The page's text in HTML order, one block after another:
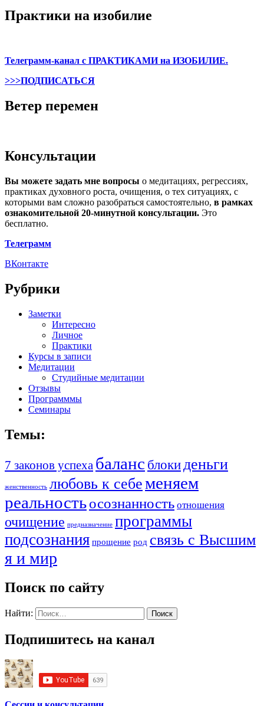
Практики на изобилие
Телеграмм-канал с ПРАКТИКАМИ на ИЗОБИЛИЕ.
>>>ПОДПИСАТЬСЯ
Ветер перемен
Консультации
Вы можете задать мне вопросы о медитациях, регрессиях,
практиках духовного роста, очищения, о тех ситуациях, с
которыми вам сложно разобраться самостоятельно, в рамках
ознакомительной 20-минутной консультации. Это
бесплатно.
Телеграмм
ВКонтакте
Рубрики
Заметки
Интересно
Личное
Практики
Курсы в записи
Медитации
Студийные медитации
Отзывы
Программмы
Семинары
Темы:
7 законов успеха баланс блокиденьги
женственность любовь к себеменяем
реальностьосознанность отношения
очищение предназначение программы
подсознания прощение род связь с Высшим
я и мир
Поиск по сайту
Найти:
Подпишитесь на канал